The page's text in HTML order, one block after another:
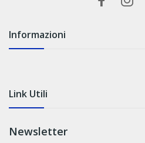
Informazioni
Link Utili
Newsletter